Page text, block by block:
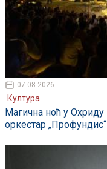
07.08.2026
Култура
Магична ноћ у
оркестар „Профундис“